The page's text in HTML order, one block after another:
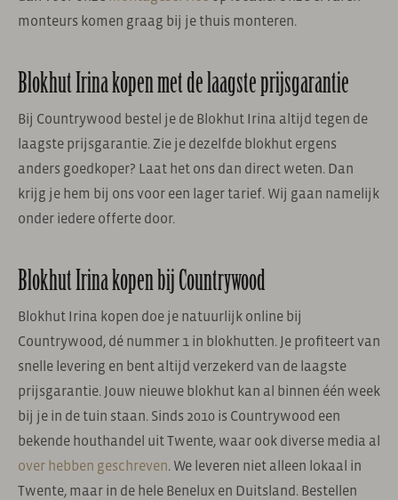
monteurs komen graag bij je thuis monteren.
Blokhut Irina kopen met de laagste prijsgarantie
Bij Countrywood bestel je de Blokhut Irina altijd tegen de
laagste prijsgarantie. Zie je dezelfde blokhut ergens
anders goedkoper? Laat het ons dan direct weten. Dan
krijg je hem bij ons voor een lager tarief. Wij gaan namelijk
onder iedere offerte door.
Blokhut Irina kopen bij Countrywood
Blokhut Irina kopen doe je natuurlijk online bij
Countrywood, dé nummer 1 in blokhutten. Je profiteert van
snelle levering en bent altijd verzekerd van de laagste
prijsgarantie. Jouw nieuwe blokhut kan al binnen één week
bij je in de tuin staan. Sinds 2010 is Countrywood een
bekende houthandel uit Twente, waar ook diverse media al
over hebben geschreven. We leveren niet alleen lokaal in
Twente, maar in de hele Benelux en Duitsland. Bestellen